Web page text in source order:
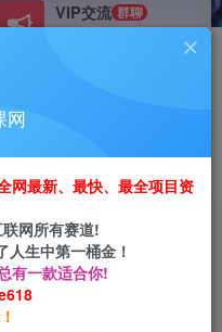
VIP交流 群聊
研究探讨更多创业项目路子。
玩法，深度去重，
网
网最新、最快、最全项目资
网所有赛道!
人生中第一桶金！
有一款适合你!